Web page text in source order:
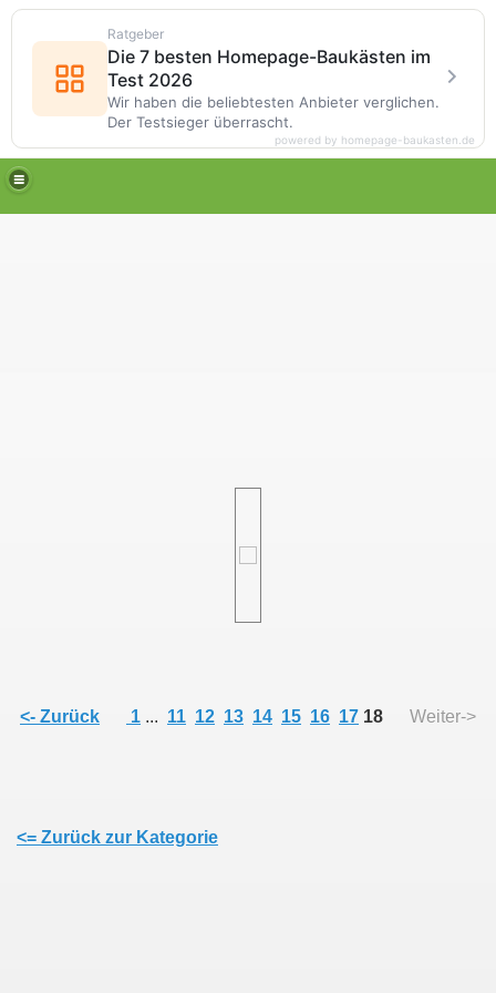
<- Zurück 1 ... 11 12 13 14 15 16 17 18 Weiter->
<= Zurück zur Kategorie
Ratgeber
Die 7 besten Homepage-Baukästen im
Test 2026
Wir haben die beliebtesten Anbieter verglichen.
Der Testsieger überrascht.
powered by homepage-baukasten.de